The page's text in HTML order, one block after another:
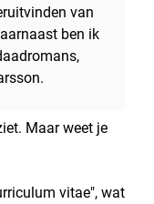
van
ben ik
Maar weet je
vitae", wat